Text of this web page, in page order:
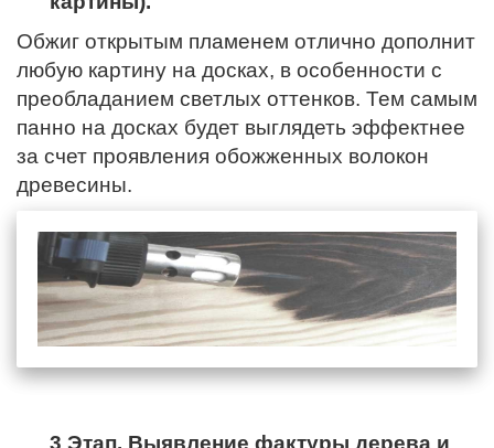
Обжиг открытым пламенем отлично дополнит
любую картину на досках, в особенности с
преобладанием светлых оттенков. Тем самым
панно на досках будет выглядеть эффектнее
за счет проявления обожженных волокон
древесины.
3 Этап. Выявление фактуры дерева и